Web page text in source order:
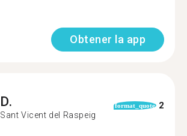
Obtener la app
D.
Sant Vicent del Raspeig
format_quote 2